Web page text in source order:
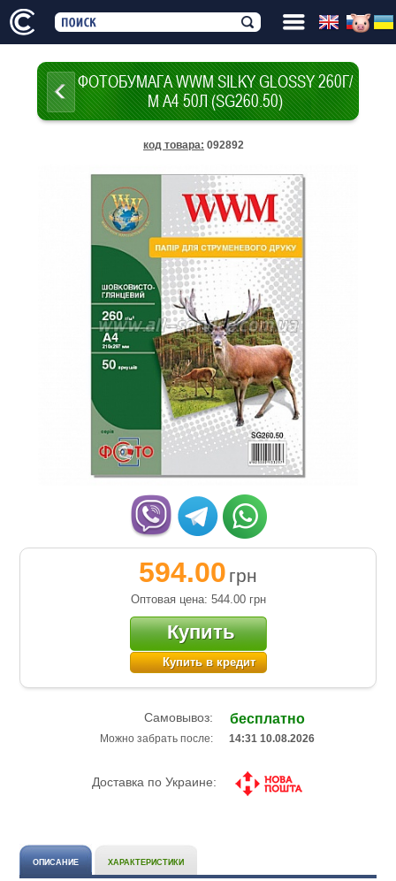
ФОТОБУМАГА WWM SILKY GLOSSY 260Г/
М A4 50Л (SG260.50)
код товара: 092892
594.00 грн
Оптовая цена: 544.00 грн
Купить
Купить в кредит
Самовывоз: бесплатно
Можно забрать после: 14:31 10.08.2026
Доставка по Украине:
ОПИСАНИЕ ХАРАКТЕРИСТИКИ